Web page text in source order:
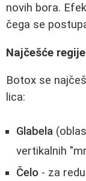
novih bora.
čega se
Najčešće
Botox se
lica:
Glabela
vertikalnih
Čelo - za